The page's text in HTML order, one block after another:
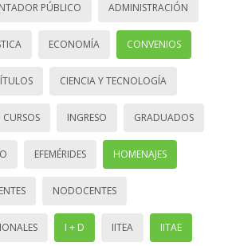
PÚBLICO ADMINISTRACIÓN
ECONOMÍA CONVENIOS
CIENCIA Y TECNOLOGÍA
CURSOS INGRESO GRADUADOS
EFEMÉRIDES HOMENAJES
NODOCENTES
I + D IITEA IITAE